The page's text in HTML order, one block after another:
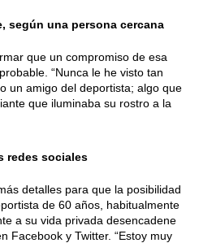
según una persona cercana
que un compromiso de esa
“Nunca le he visto tan
un amigo del deportista; algo que
que iluminaba su rostro a la
redes sociales
detalles para que la posibilidad
de 60 años, habitualmente
a su vida privada desencadene
Facebook y Twitter. “Estoy muy